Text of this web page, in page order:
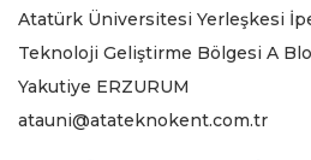
Atatürk Üniversitesi Yerleşkesi
Teknoloji Geliştirme Bölgesi A
Yakutiye ERZURUM
atauni@atateknokent.com.tr